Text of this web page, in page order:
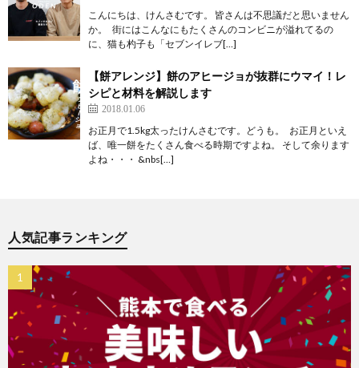
こんにちは、けんさむです。 皆さんは不思議だと思いません
か。 街にはこんなにもたくさんのコンビニが溢れてるの
に、猫も杓子も「セブンイレブ[…]
【餅アレンジ】餅のアヒージョが抜群にウマイ！レ
シピと材料を解説します
2018.01.06
お正月で1.5kg太ったけんさむです。どうも。 お正月といえ
ば、唯一餅をたくさん食べる時期ですよね。 そして余ります
よね・・・ &nbs[…]
人気記事ランキング